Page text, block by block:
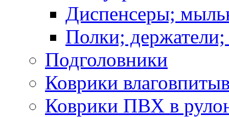
Диспенсеры;
Полки;
Подголовники
Коврики
Коврики ПВХ в